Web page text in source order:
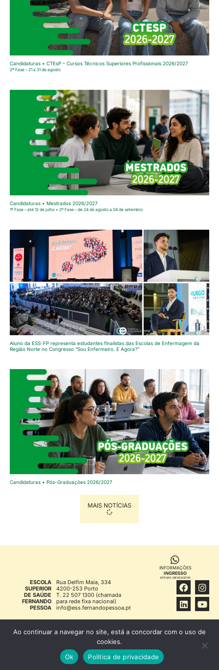
Candidaturas • CTEsP – Cursos Técnicos Superiores Profissionais 2026/2027
2ª Fase – 21 a 31 de agosto
Candidaturas • Mestrados 2026/2027
1ª Fase – até 12 de julho • 2ª Fase – de 24 de agosto a 04 de setembro
Aluno da ESS-FP representa estudantes finalistas das Escolas de Enfermagem da
Região Norte no Congresso “Sou Enfermeiro. E Agora?”
Candidaturas • Pós-Graduações 2026/2027
MAIS NOTÍCIAS
ESCOLA
SUPERIOR
DE SAÚDE
FERNANDO
PESSOA
Rua Delfim Maia, 334
4200-253 Porto
T. 22 507 1300 (chamada
para rede fixa nacional)
info@ess.fernandopessoa.pt
INFORMAÇÕES
INGRESSO
APENAS MENSAGENS
FFP © 1994 INFORMAÇÃO LEGAL
Ao continuar a navegar no site, está a concordar com o uso de
cookies.
Ok
Politica de privacidade